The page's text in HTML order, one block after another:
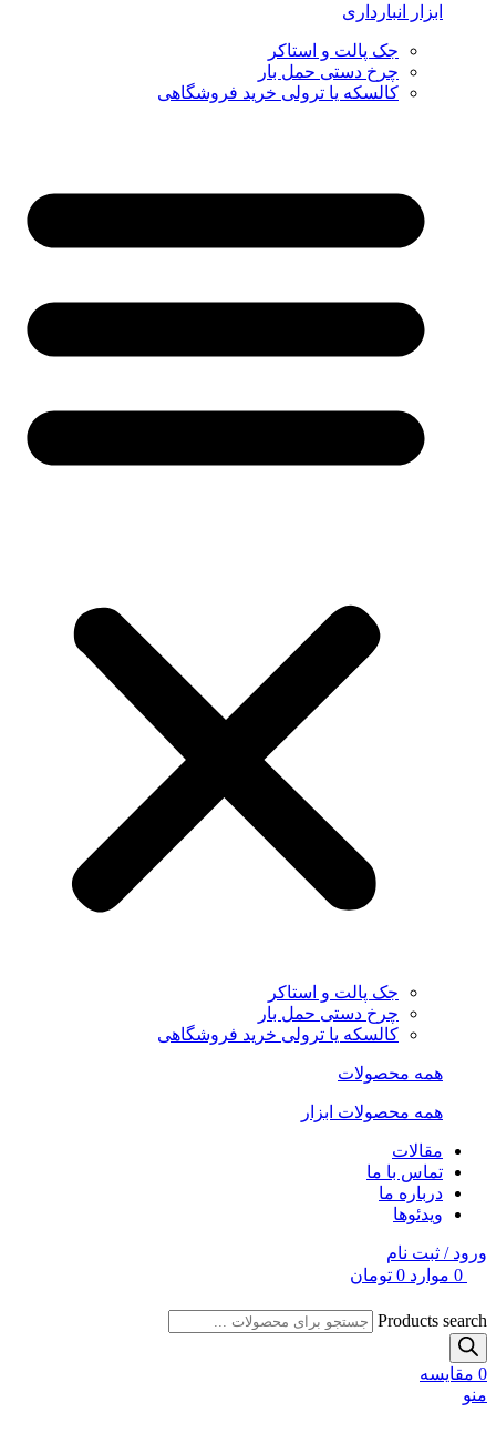
ابزار انبارداری
جک پالت و استاکر
چرخ دستی حمل بار
کالسکه یا ترولی خرید فروشگاهی
جک پالت و استاکر
چرخ دستی حمل بار
کالسکه یا ترولی خرید فروشگاهی
همه محصولات
همه محصولات ابزار
مقالات
تماس با ما
درباره ما
ویدئوها
ورود / ثبت نام
0 موارد 0 تومان
Products search
0 مقایسه
منو